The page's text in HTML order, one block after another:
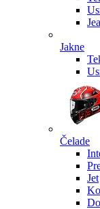
Jakne
Čelade
Jet